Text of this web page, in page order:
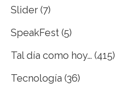
Slider (7)
SpeakFest (5)
Tal día como hoy… (415)
Tecnología (36)